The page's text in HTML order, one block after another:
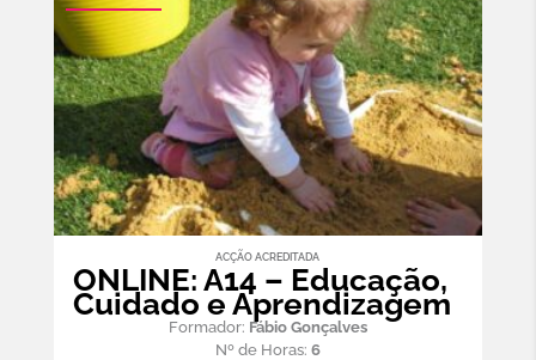
ACÇÃO ACREDITADA
ONLINE: A14 – Educação,
Cuidado e Aprendizagem
Formador: Fábio Gonçalves
Nº de Horas: 6